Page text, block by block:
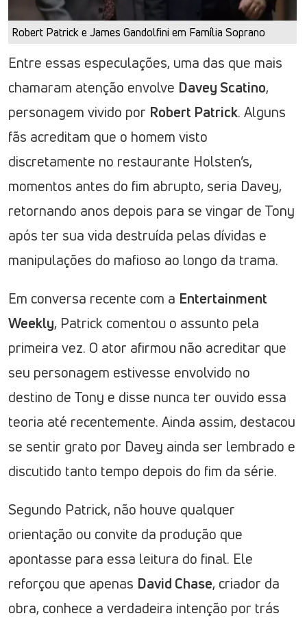
Robert Patrick e James Gandolfini em Família Soprano
Entre essas especulações, uma das que mais
chamaram atenção envolve Davey Scatino,
personagem vivido por Robert Patrick. Alguns
fãs acreditam que o homem visto
discretamente no restaurante Holsten’s,
momentos antes do fim abrupto, seria Davey,
retornando anos depois para se vingar de Tony
após ter sua vida destruída pelas dívidas e
manipulações do mafioso ao longo da trama.
Em conversa recente com a Entertainment
Weekly, Patrick comentou o assunto pela
primeira vez. O ator afirmou não acreditar que
seu personagem estivesse envolvido no
destino de Tony e disse nunca ter ouvido essa
teoria até recentemente. Ainda assim, destacou
se sentir grato por Davey ainda ser lembrado e
discutido tanto tempo depois do fim da série.
Segundo Patrick, não houve qualquer
orientação ou convite da produção que
apontasse para essa leitura do final. Ele
reforçou que apenas David Chase, criador da
obra, conhece a verdadeira intenção por trás